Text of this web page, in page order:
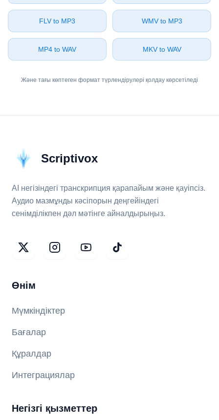
⁦FLV⁩ to ⁦MP3⁩ ⁦WMV⁩ to ⁦MP3⁩
⁦MP4⁩ to ⁦WAV⁩ ⁦MKV⁩ to ⁦WAV⁩
Және тағы көптеген формат түрлендірулері қолдау көрсетіледі
Scriptivox
AI негізіндегі транскрипция қарапайым және қауіпсіз.
Аудио мазмұнды кәсіпорын деңгейіндегі
сенімділікпен дәл мәтінге айналдырыңыз.
Өнім
Мүмкіндіктер
Бағалар
Құралдар
Интеграциялар
Негізгі қызметтер